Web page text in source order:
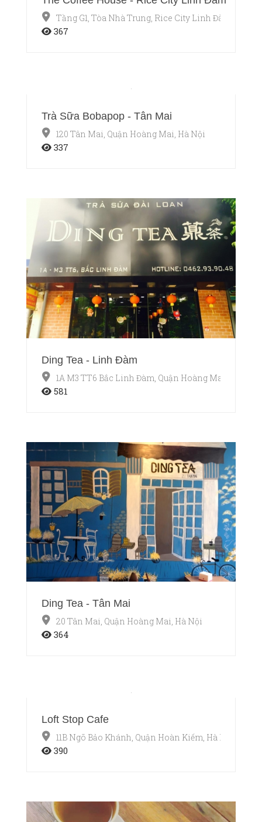
Tầng G1, Tòa Nhà Trung, Rice City Linh Đàm, Quận
367
Trà Sữa Bobapop - Tân Mai
120 Tân Mai, Quận Hoàng Mai, Hà Nội
337
Ding Tea - Linh Đàm
1A M3 TT6 Bắc Linh Đàm, Quận Hoàng Mai, Hà Nội
581
Ding Tea - Tân Mai
20 Tân Mai, Quận Hoàng Mai, Hà Nội
364
Loft Stop Cafe
11B Ngõ Bảo Khánh, Quận Hoàn Kiếm, Hà Nội
390